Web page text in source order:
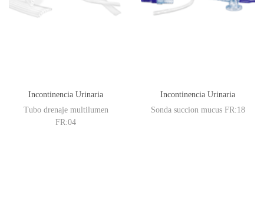
Incontinencia Urinaria
Tubo drenaje multilumen
FR:04
Incontinencia Urinaria
Sonda succion mucus FR:18